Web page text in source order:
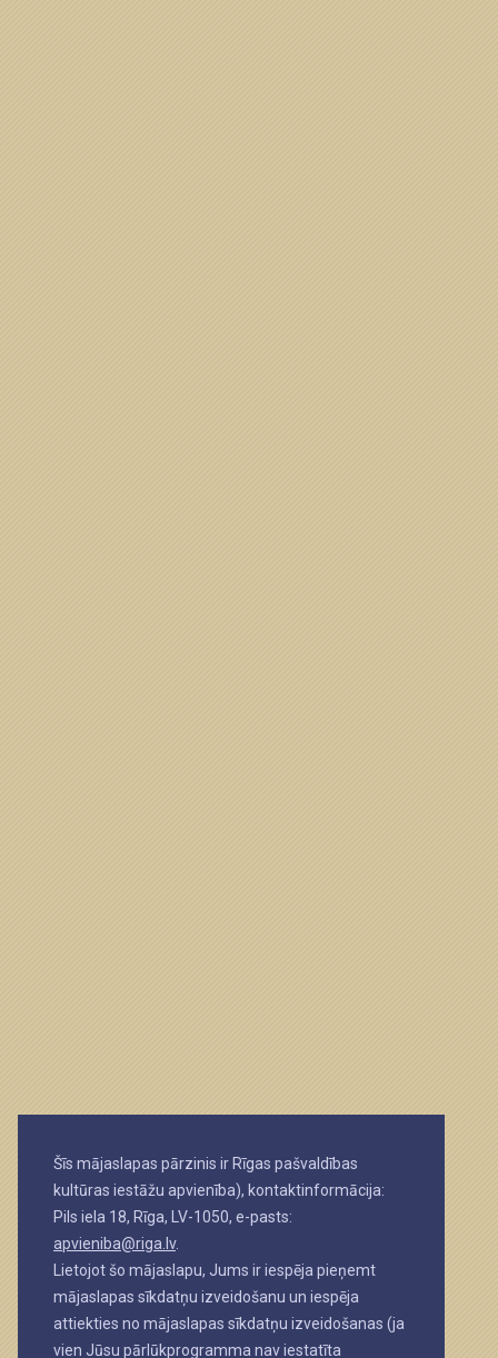
Šīs mājaslapas pārzinis ir Rīgas pašvaldības
kultūras iestāžu apvienība), kontaktinformācija:
Pils iela 18, Rīga, LV-1050, e-pasts:
apvieniba@riga.lv.
Lietojot šo mājaslapu, Jums ir iespēja pieņemt
mājaslapas sīkdatņu izveidošanu un iespēja
attiekties no mājaslapas sīkdatņu izveidošanas (ja
vien Jūsu pārlūkprogramma nav iestatīta